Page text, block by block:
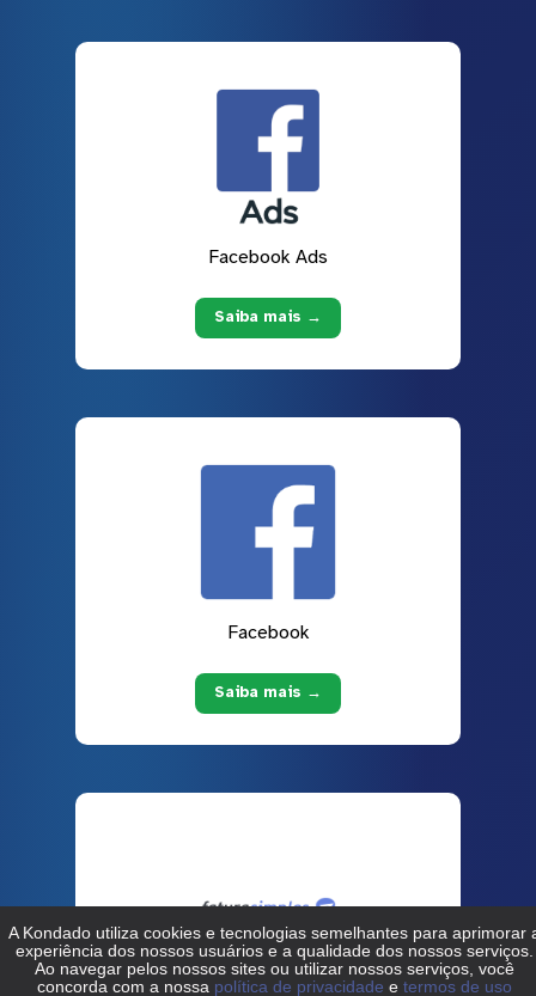
Facebook Ads
Saiba mais →
Facebook
Saiba mais →